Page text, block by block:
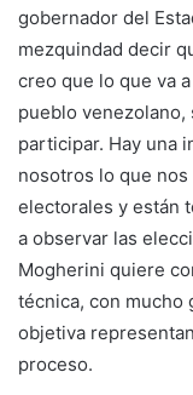
gobernador del
mezquindad decir
creo que lo que va
pueblo venezolano,
participar. Hay una
nosotros lo que
electorales y están
a observar las
Mogherini quiere
técnica, con mucho
objetiva
proceso.